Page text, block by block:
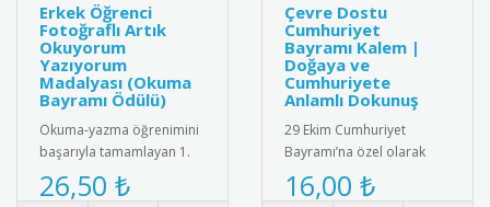
Erkek Öğrenci
Fotoğraflı Artık
Okuyorum
Yazıyorum
Madalyası (Okuma
Bayramı Ödülü)
Okuma-yazma öğrenimini
başarıyla tamamlayan 1.
sınıf erkek öğrencileri için
hazırlanan, öğrencinin f..
26,50 ₺
Çevre Dostu
Cumhuriyet
Bayramı Kalem |
Doğaya ve
Cumhuriyete
Anlamlı Dokunuş
29 Ekim Cumhuriyet
Bayramı’na özel olarak
tasarlanmış çevre dostu
kalem. Kalemin arka
16,00 ₺